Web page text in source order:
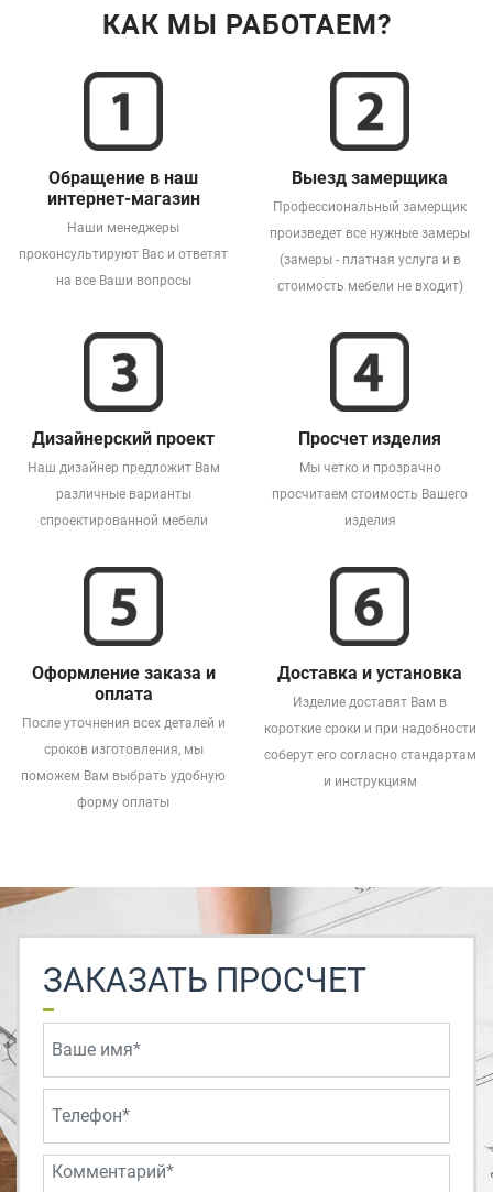
КАК МЫ РАБОТАЕМ?
Обращение в наш
интернет-магазин
Наши менеджеры
проконсультируют Вас и ответят
на все Ваши вопросы
Выезд замерщика
Профессиональный замерщик
произведет все нужные замеры
(замеры - платная услуга и в
стоимость мебели не входит)
Дизайнерский проект
Наш дизайнер предложит Вам
различные варианты
спроектированной мебели
Просчет изделия
Мы четко и прозрачно
просчитаем стоимость Вашего
изделия
Оформление заказа и
оплата
После уточнения всех деталей и
сроков изготовления, мы
поможем Вам выбрать удобную
форму оплаты
Доставка и установка
Изделие доставят Вам в
короткие сроки и при надобности
соберут его согласно стандартам
и инструкциям
ЗАКАЗАТЬ ПРОСЧЕТ